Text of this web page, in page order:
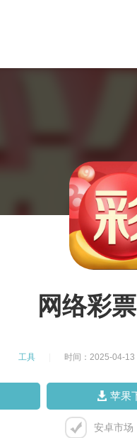
网络彩
工具 时间：2025-04-13
苹果
安卓市场